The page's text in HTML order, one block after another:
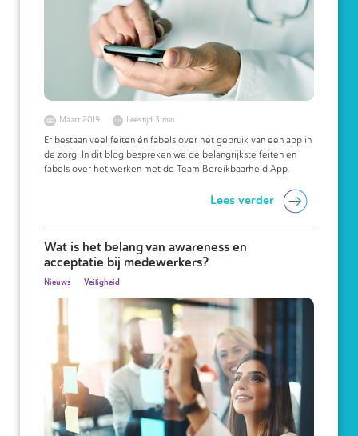
Maart 2019 Leestijd 3 min.
Er bestaan veel feiten én fabels over het gebruik van een app in
de zorg. In dit blog bespreken we de belangrijkste feiten en
fabels over het werken met de Team Bereikbaarheid App.
Lees verder
Wat is het belang van awareness en
acceptatie bij medewerkers?
Nieuws Veiligheid